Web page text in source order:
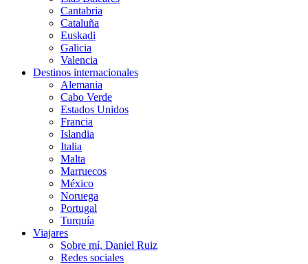
Cantabria
Cataluña
Euskadi
Galicia
Valencia
Destinos internacionales
Alemania
Cabo Verde
Estados Unidos
Francia
Islandia
Italia
Malta
Marruecos
México
Noruega
Portugal
Turquía
Viajares
Sobre mí, Daniel Ruiz
Redes sociales